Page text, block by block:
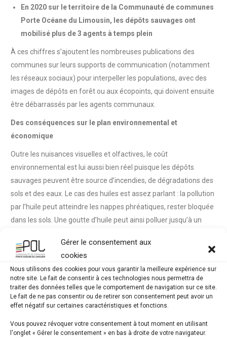
Gérer le consentement aux
cookies
Nous utilisons des cookies pour vous garantir la meilleure expérience sur
notre site. Le fait de consentir à ces technologies nous permettra de
traiter des données telles que le comportement de navigation sur ce site.
Le fait de ne pas consentir ou de retirer son consentement peut avoir un
effet négatif sur certaines caractéristiques et fonctions.
Vous pouvez révoquer votre consentement à tout moment en utilisant
l'onglet « Gérer le consentement » en bas à droite de votre navigateur.
En 2020 sur le territoire de la Communauté de communes
Porte Océane du Limousin, les dépôts sauvages ont
mobilisé plus de 3 agents à temps plein
À ces chiffres s’ajoutent les nombreuses publications des
communes sur leurs supports de communication (notamment
les réseaux sociaux) pour interpeller les populations, avec des
images de dépôts en forêt ou aux écopoints, qui doivent ensuite
être débarrassés par les agents communaux.
Des conséquences sur le plan environnemental et
économique
Outre les nuisances visuelles et olfactives, le coût
environnemental est lui aussi bien réel puisque les dépôts
sauvages peuvent être source d’incendies, de dégradations des
sols et des eaux. Le cas des huiles est assez parlant : la pollution
par l’huile peut atteindre les nappes phréatiques, rester bloquée
dans les sols. Une goutte d’huile peut ainsi polluer jusqu’à un
Sur le plan économique, le service public de gestion des
déchets est forcément impacté par ce surcoût, qui se traduit
au final dans la facturation adressée aux usagers.
Une campagne de communication pour pointer du doigt
continuer à alerter sur le phénomène. Elle relaiera un message